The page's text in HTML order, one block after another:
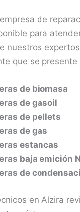
de
para
nuestros
que se
de biomasa
de gasoil
de pellets
de gas
estancas
baja emición
de
en Alzira